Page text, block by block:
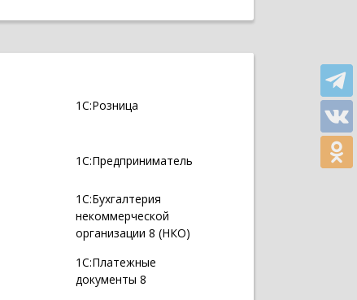
1С:Розница
1С:Предприниматель
1С:Бухгалтерия
некоммерческой
организации 8 (НКО)
1С:Платежные
документы 8